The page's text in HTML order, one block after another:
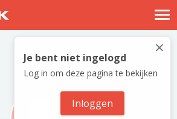
Nostalgische verhalen
Log in
Meld je gratis aan
×
Je bent niet ingelogd
Log in om deze pagina te bekijken
Inloggen